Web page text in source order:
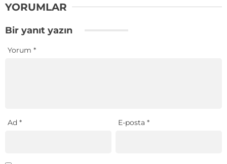
YORUMLAR
Bir yanıt yazın
Yorum *
Ad * E-posta*